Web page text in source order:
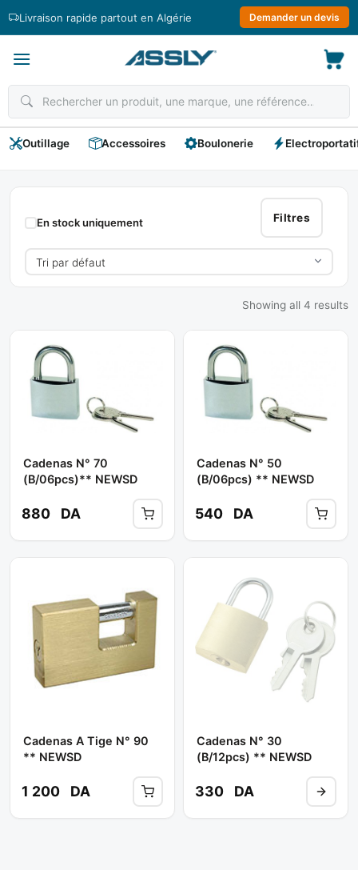
Livraison rapide partout en Algérie Demander un devis
Outillage Accessoires Boulonerie
Cadenas
Filtres
En stock uniquement
Showing all 4 results
Cadenas N° 70
(b/06pcs)** NEWSD
880 DA
Cadenas N° 50
(b/06pcs) ** NEWSD
540 DA
Cadenas A Tige N° 90
** NEWSD
1 200 DA
Cadenas N° 30
(b/12pcs) ** NEWSD
330 DA